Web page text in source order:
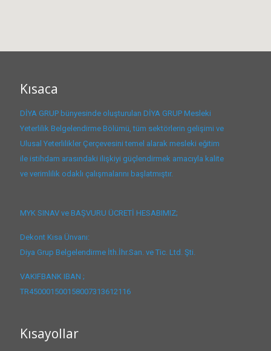
Kısaca
DİYA GRUP bünyesinde oluşturulan DİYA GRUP Mesleki
Yeterlilik Belgelendirme Bölümü, tüm sektörlerin gelişimi ve
Ulusal Yeterlilikler Çerçevesini temel alarak mesleki eğitim
ile istihdam arasındaki ilişkiyi güçlendirmek amacıyla kalite
ve verimlilik odaklı çalışmalarını başlatmıştır.
MYK SINAV ve BAŞVURU ÜCRETİ HESABIMIZ;
Dekont Kısa Ünvanı:
Diya Grup Belgelendirme İth.İhr.San. ve Tic. Ltd. Şti.
VAKIFBANK IBAN ;
TR450001500158007313612116
Kısayollar